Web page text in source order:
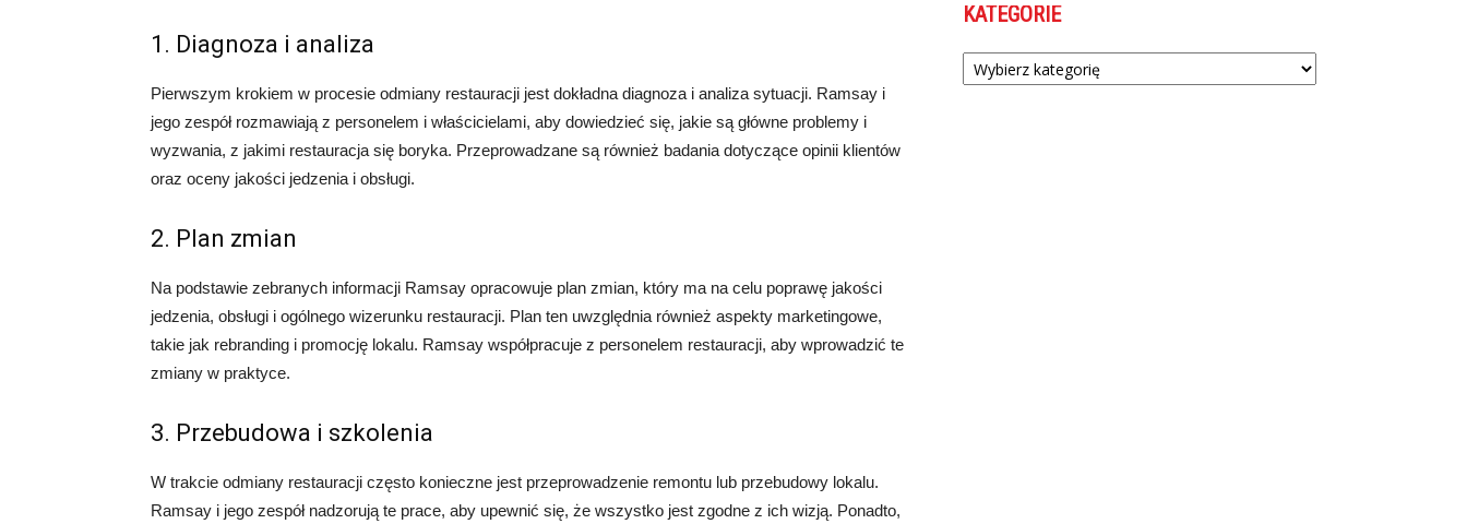
1. Diagnoza i analiza
Pierwszym krokiem w procesie odmiany restauracji jest dokładna diagnoza i analiza sytuacji. Ramsay i
jego zespół rozmawiają z personelem i właścicielami, aby dowiedzieć się, jakie są główne problemy i
wyzwania, z jakimi restauracja się boryka. Przeprowadzane są również badania dotyczące opinii klientów
oraz oceny jakości jedzenia i obsługi.
2. Plan zmian
Na podstawie zebranych informacji Ramsay opracowuje plan zmian, który ma na celu poprawę jakości
jedzenia, obsługi i ogólnego wizerunku restauracji. Plan ten uwzględnia również aspekty marketingowe,
takie jak rebranding i promocję lokalu. Ramsay współpracuje z personelem restauracji, aby wprowadzić te
zmiany w praktyce.
3. Przebudowa i szkolenia
W trakcie odmiany restauracji często konieczne jest przeprowadzenie remontu lub przebudowy lokalu.
Ramsay i jego zespół nadzorują te prace, aby upewnić się, że wszystko jest zgodne z ich wizją. Ponadto,
KATEGORIE
Kategorie